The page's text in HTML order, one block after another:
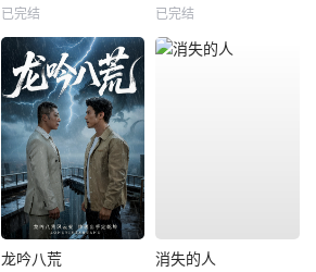
已完结 已完结
龙吟八荒 消失的人